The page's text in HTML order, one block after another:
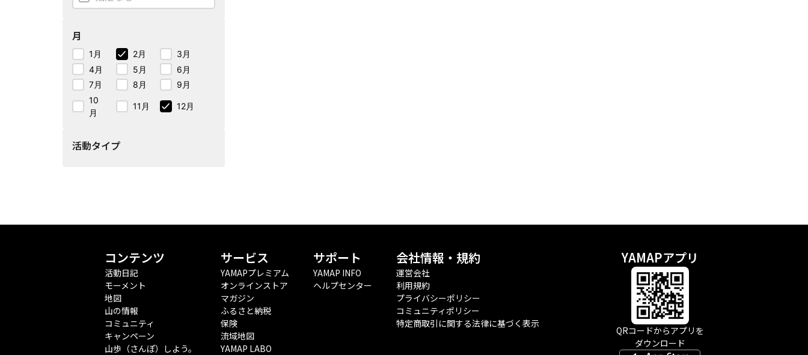
月
1月 2月
3月
4月
5月
6月
7月
8月
9月
10
月
11月 12月
活動タイプ
コンテンツ
活動日記
モーメント
地図
山の情報
コミュニティ
キャンペーン
山歩（さんぽ）しよう。
サービス
YAMAPプレミアム
オンラインストア
マガジン
ふるさと納税
保険
流域地図
YAMAP LABO
サポート
YAMAP INFO
ヘルプセンター
会社情報・規約
運営会社
利用規約
プライバシーポリシー
コミュニティポリシー
特定商取引に関する法律に基づく表示
YAMAPアプリ
QRコードからアプリを
ダウンロード